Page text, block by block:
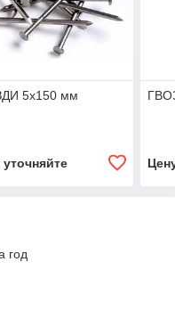
5х150 мм
уточняйте
год